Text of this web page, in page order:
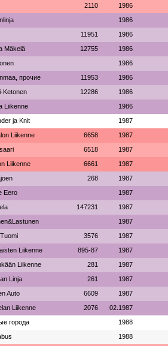
2110 1986
1986
11951 1986
Mäkelä 12755 1986
1986
прочие 11953 1986
Ketonen 12286 1986
Liikenne 1986
ja Knit 1987
Liikenne 6658 1987
6518 1987
Liikenne 6661 1987
268 1987
Eero 1987
147231 1987
1987
3576 1987
Liikenne 895-87 1987
Liikenne 281 1987
Linja 261 1987
Auto 6609 1987
Liikenne 2076 02.1987
города 1988
1988